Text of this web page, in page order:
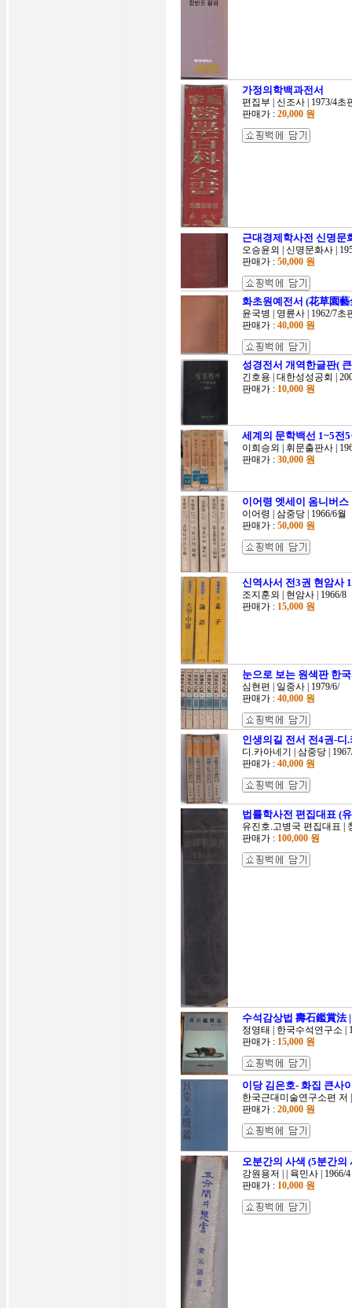
가정의학백과전서
편집부 | 신조사 | 1973/4초
판매가 : 20,000 원
근대경제학사전 신명문
오승윤외 | 신명문화사 |
판매가 : 50,000 원
화초원예전서 (花草園
윤국병 | 영륜사 | 1962/7초
판매가 : 40,000 원
성경전서 개역한글판(
긴호용 | 대한성성공회 |
판매가 : 10,000 원
세계의 문학백선 1~5전
이희승외 | 휘문출판사 |
판매가 : 30,000 원
이어령 엣세이 옴니버
이어령 | 삼중당 | 1966/6월
판매가 : 50,000 원
신역사서 전3권 현암사
조지훈외 | 현암사 | 1966/8
판매가 : 15,000 원
눈으로 보는 원색판 한
심현편 | 일중사 | 1979/6/
판매가 : 40,000 원
인생의길 전서 전4권-디
디.카아네기 | 삼중당 |
판매가 : 40,000 원
법률학사전 편집대표 (
유진호.고병국 편집대표 |
판매가 : 100,000 원
수석감상법 壽石鑑賞法
정영태 | 한국수석연구소 |
판매가 : 15,000 원
이당 김은호- 화집 큰사
한국근대미술연구소편 저
판매가 : 20,000 원
오분간의 사색 (5분간의
강원용저 | | 육민사 | 1966/4
판매가 : 10,000 원